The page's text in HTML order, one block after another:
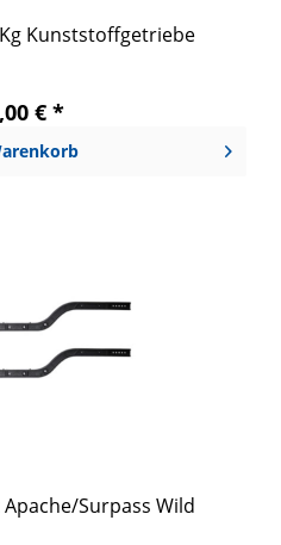
Kunststoffgetriebe
€ *
Surpass Wild